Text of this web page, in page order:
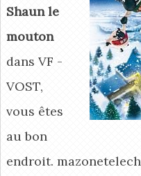
Shaun le
mouton
dans VF -
VOST,
vous êtes
au bon
endroit.